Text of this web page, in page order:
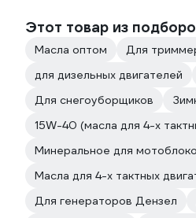
Этот товар из
Масла оптом Для
для дизельных двигателей
Для снегоуборщиков
15W-40 (масла для 4-х
Минеральное для
Масла для 4-х тактных
Для генераторов Дензел